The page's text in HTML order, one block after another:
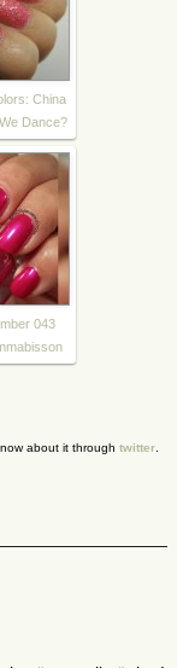
China
Dance?
043
about it through twitter